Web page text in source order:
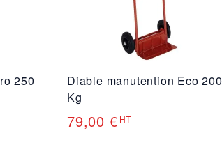
250
Diable manutention Eco 200
Kg
79,00 € HT